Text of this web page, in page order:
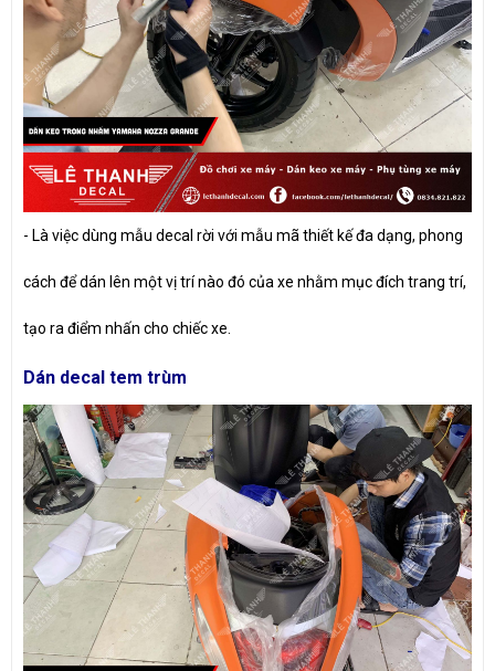
- Là việc dùng mẫu decal rời với mẫu mã thiết kế đa dạng, phong
cách để dán lên một vị trí nào đó của xe nhằm mục đích trang trí,
tạo ra điểm nhấn cho chiếc xe.
Dán decal tem trùm